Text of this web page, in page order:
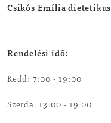
Csikós Emília dietetikus
Rendelési idő:
Kedd: 7:00 - 19:00
Szerda: 13:00 - 19:00